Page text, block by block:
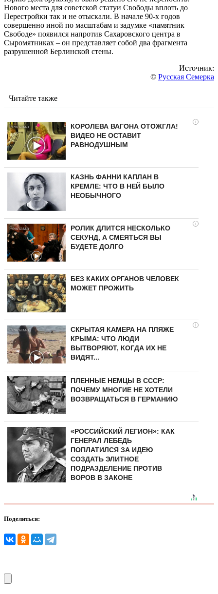
Нового места для советской статуи Свободы вплоть до
Перестройки так и не отыскали. В начале 90-х годов
совершенно иной по масштабам и задумке «памятник
Свободе» появился напротив Сахаровского центра в
Сыромятниках – он представляет собой два фрагмента
разрушенной Берлинской стены.
Источник:
© Русская Семерка
Читайте также
i
КОРОЛЕВА ВАГОНА ОТОЖГЛА!
ВИДЕО НЕ ОСТАВИТ
РАВНОДУШНЫМ
КАЗНЬ ФАННИ КАПЛАН В
КРЕМЛЕ: ЧТО В НЕЙ БЫЛО
НЕОБЫЧНОГО
i
РОЛИК ДЛИТСЯ НЕСКОЛЬКО
СЕКУНД, А СМЕЯТЬСЯ ВЫ
БУДЕТЕ ДОЛГО
БЕЗ КАКИХ ОРГАНОВ ЧЕЛОВЕК
МОЖЕТ ПРОЖИТЬ
i
СКРЫТАЯ КАМЕРА НА ПЛЯЖЕ
КРЫМА: ЧТО ЛЮДИ
ВЫТВОРЯЮТ, КОГДА ИХ НЕ
ВИДЯТ...
ПЛЕННЫЕ НЕМЦЫ В СССР:
ПОЧЕМУ МНОГИЕ НЕ ХОТЕЛИ
ВОЗВРАЩАТЬСЯ В ГЕРМАНИЮ
«РОССИЙСКИЙ ЛЕГИОН»: КАК
ГЕНЕРАЛ ЛЕБЕДЬ
ПОПЛАТИЛСЯ ЗА ИДЕЮ
СОЗДАТЬ ЭЛИТНОЕ
ПОДРАЗДЕЛЕНИЕ ПРОТИВ
ВОРОВ В ЗАКОНЕ
Поделиться: